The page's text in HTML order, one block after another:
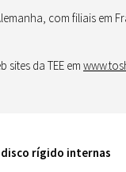
com filiais
da TEE em
rígido internas